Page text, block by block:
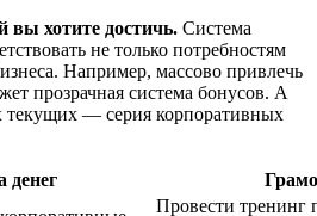
вы хотите достичь. Система
не только потребностям
Например, массово привлечь
прозрачная система бонусов. А
— серия корпоративных
денег
Провести тренинг